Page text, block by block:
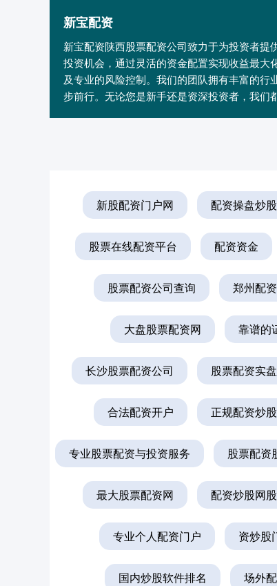
新宝配资
新宝配资陕西股票配资公司致力于为投资者
投资机会，通过灵活的资金配置实现收益最大
及专业的风险控制。我们的团队拥有丰富的
步前行。无论您是新手还是资深投资者，我们
新股配资门户网 配资操盘炒
股票在线配资平台 配资资金
股票配资公司查询 郑州配
大盘股票配资网 靠谱的
长沙股票配资公司 股票配资实
合法配资开户 正规配资炒股
专业股票配资与投资服务 股票配资
最大股票配资网 配资炒股网
专业个人配资门户 资炒股
国内炒股软件排名 场外